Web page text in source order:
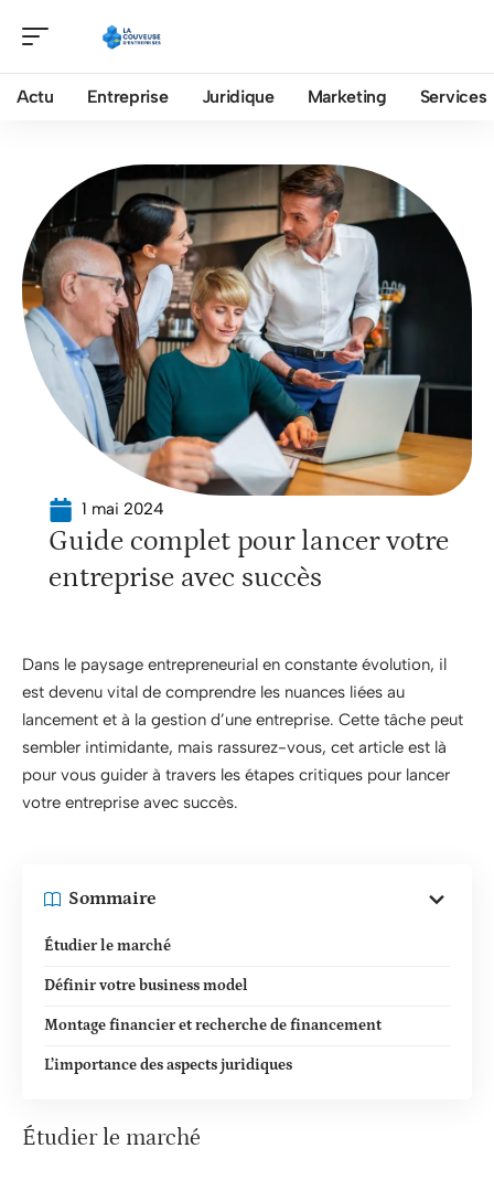
Actu Entreprise Juridique Marketing Services
1 mai 2024
Guide complet pour lancer votre
entreprise avec succès
Dans le paysage entrepreneurial en constante évolution, il
est devenu vital de comprendre les nuances liées au
lancement et à la gestion d’une entreprise. Cette tâche peut
sembler intimidante, mais rassurez-vous, cet article est là
pour vous guider à travers les étapes critiques pour lancer
votre entreprise avec succès.
Sommaire
Étudier le marché
Définir votre business model
Montage financier et recherche de financement
L’importance des aspects juridiques
Étudier le marché